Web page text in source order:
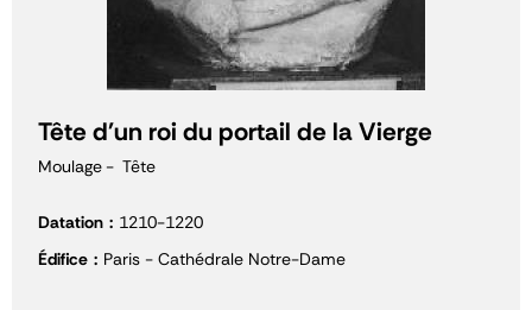
Tête d'un roi du portail de la Vierge
Moulage Tête
Datation
1210-1220
Édifice
Paris - Cathédrale Notre-Dame